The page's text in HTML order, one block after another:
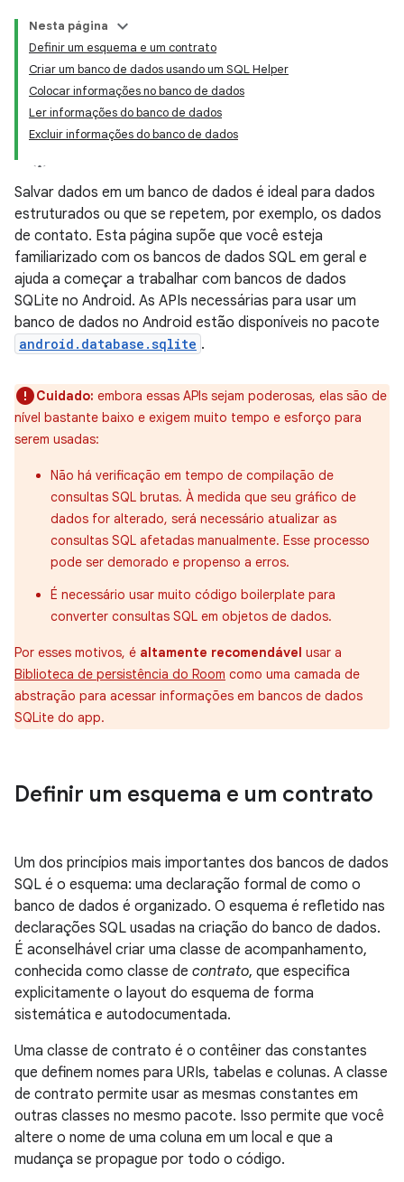
Nesta página
Definir um esquema e um contrato
Criar um banco de dados usando um SQL Helper
Colocar informações no banco de dados
Ler informações do banco de dados
Excluir informações do banco de dados
Salvar dados em um banco de dados é ideal para dados
estruturados ou que se repetem, por exemplo, os dados
de contato. Esta página supõe que você esteja
familiarizado com os bancos de dados SQL em geral e
ajuda a começar a trabalhar com bancos de dados
SQLite no Android. As APIs necessárias para usar um
banco de dados no Android estão disponíveis no pacote
android.database.sqlite .
Cuidado: embora essas APIs sejam poderosas, elas são de
nível bastante baixo e exigem muito tempo e esforço para
serem usadas:
Não há verificação em tempo de compilação de
consultas SQL brutas. À medida que seu gráfico de
dados for alterado, será necessário atualizar as
consultas SQL afetadas manualmente. Esse processo
pode ser demorado e propenso a erros.
É necessário usar muito código boilerplate para
converter consultas SQL em objetos de dados.
Por esses motivos, é altamente recomendável usar a
Biblioteca de persistência do Room como uma camada de
abstração para acessar informações em bancos de dados
SQLite do app.
Definir um esquema e um contrato
Um dos princípios mais importantes dos bancos de dados
SQL é o esquema: uma declaração formal de como o
banco de dados é organizado. O esquema é refletido nas
declarações SQL usadas na criação do banco de dados.
É aconselhável criar uma classe de acompanhamento,
conhecida como classe de contrato, que especifica
explicitamente o layout do esquema de forma
sistemática e autodocumentada.
Uma classe de contrato é o contêiner das constantes
que definem nomes para URIs, tabelas e colunas. A classe
de contrato permite usar as mesmas constantes em
outras classes no mesmo pacote. Isso permite que você
altere o nome de uma coluna em um local e que a
mudança se propague por todo o código.